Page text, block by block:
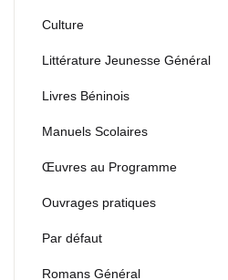
Culture
Littérature Jeunesse Général
Livres Béninois
Manuels Scolaires
Œuvres au Programme
Ouvrages pratiques
Par défaut
Romans Général